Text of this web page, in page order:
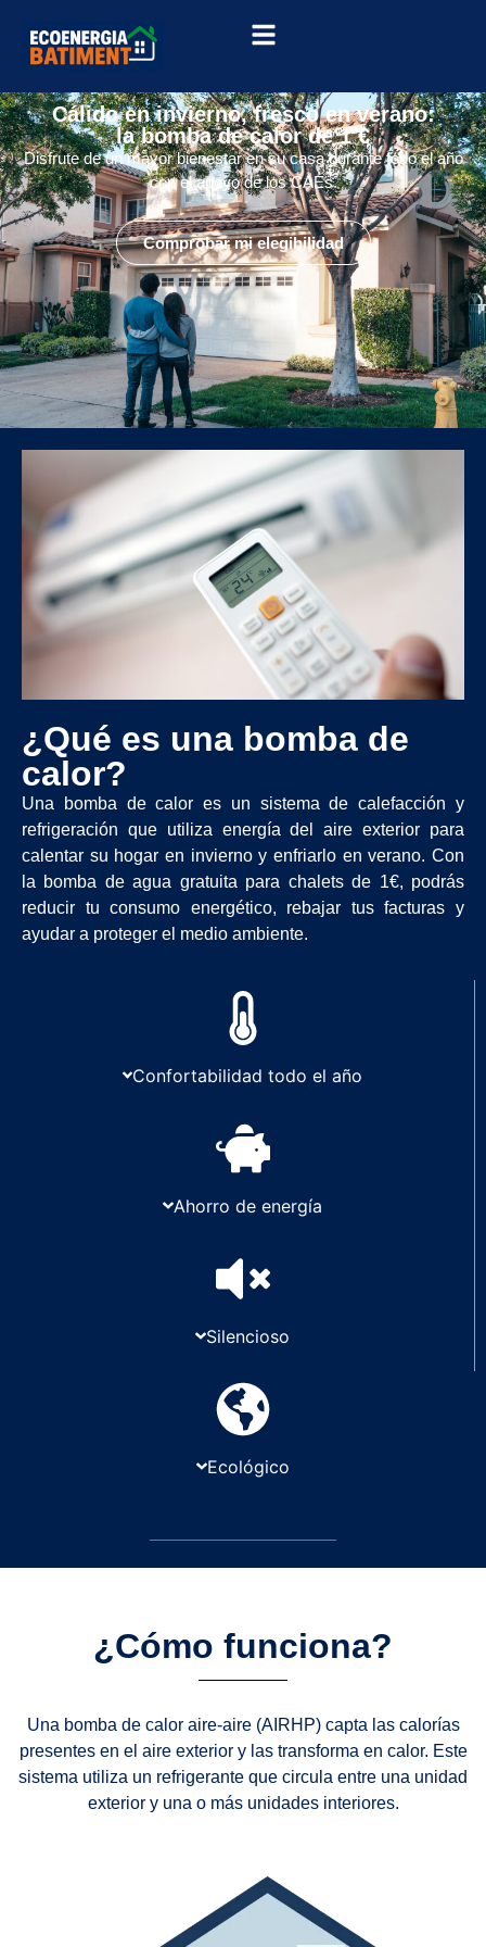
Cálido en invierno, fresco en verano:
la bomba de calor de 1 €
Disfrute de un mayor bienestar en su casa durante todo el año
con el apoyo de los CAEs.
Comprobar mi elegibilidad
¿Qué es una bomba de
calor?
Una bomba de calor es un sistema de calefacción y
refrigeración que utiliza energía del aire exterior para
calentar su hogar en invierno y enfriarlo en verano. Con
la bomba de agua gratuita para chalets de 1€, podrás
reducir tu consumo energético, rebajar tus facturas y
ayudar a proteger el medio ambiente.
Confortabilidad todo el año
Ahorro de energía
Silencioso
Ecológico
¿Cómo funciona?
Una bomba de calor aire-aire (AIRHP) capta las calorías
presentes en el aire exterior y las transforma en calor. Este
sistema utiliza un refrigerante que circula entre una unidad
exterior y una o más unidades interiores.